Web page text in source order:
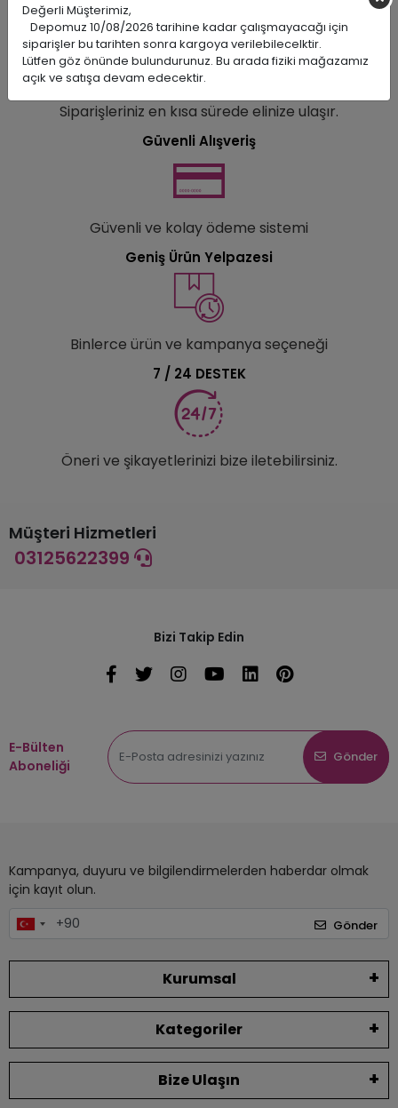
Hızlı Teslimat
Siparişleriniz en kısa sürede elinize ulaşır.
Güvenli Alışveriş
Güvenli ve kolay ödeme sistemi
Geniş Ürün Yelpazesi
Binlerce ürün ve kampanya seçeneği
7 / 24 DESTEK
Öneri ve şikayetlerinizi bize iletebilirsiniz.
Müşteri Hizmetleri
03125622399
Bizi Takip Edin
E-Bülten
Aboneliği
Gönder
Kampanya, duyuru ve bilgilendirmelerden haberdar olmak
için kayıt olun.
Gönder
Kurumsal
Kategoriler
Bize Ulaşın
Değerli Müşterimiz,
Depomuz 10/08/2026 tarihine kadar çalışmayacağı için
siparişler bu tarihten sonra kargoya verilebilecelktir.
Lütfen göz önünde bulundurunuz. Bu arada fiziki mağazamız
açık ve satışa devam edecektir.